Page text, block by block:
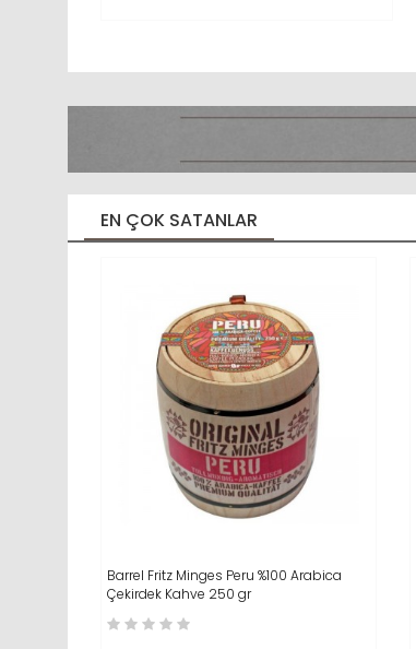
EN ÇOK SATANLAR
SEPETE EKLE İNCELE
Barrel Fritz Minges Peru %100 Arabica
Çekirdek Kahve 250 gr